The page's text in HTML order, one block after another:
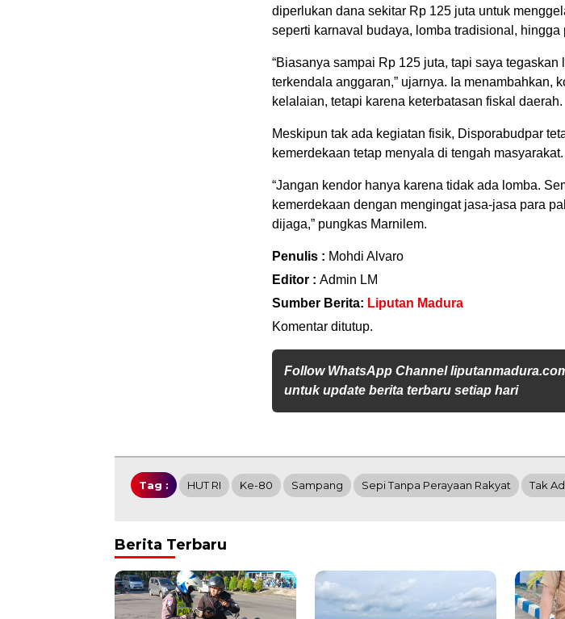
diperlukan dana sekitar Rp 125 juta untuk
seperti karnaval budaya, lomba tradisional, hingga
“Biasanya sampai Rp 125 juta, tapi saya tegaskan
terkendala anggaran,” ujarnya. Ia menambahkan,
kelalaian, tetapi karena keterbatasan fiskal daerah.
Meskipun tak ada kegiatan fisik, Disporabudpar
kemerdekaan tetap menyala di tengah masyarakat.
“Jangan kendor hanya karena tidak ada lomba.
kemerdekaan dengan mengingat jasa-jasa para
dijaga,” pungkas Marnilem.
Penulis : Mohdi Alvaro
Editor : Admin LM
Sumber Berita: Liputan Madura
Komentar ditutup.
Follow WhatsApp Channel
untuk update berita terbaru setiap hari
Tag : HUT RI Ke-80 Sampang Sepi Tanpa Perayaan Rakyat Tak
Berita Terbaru